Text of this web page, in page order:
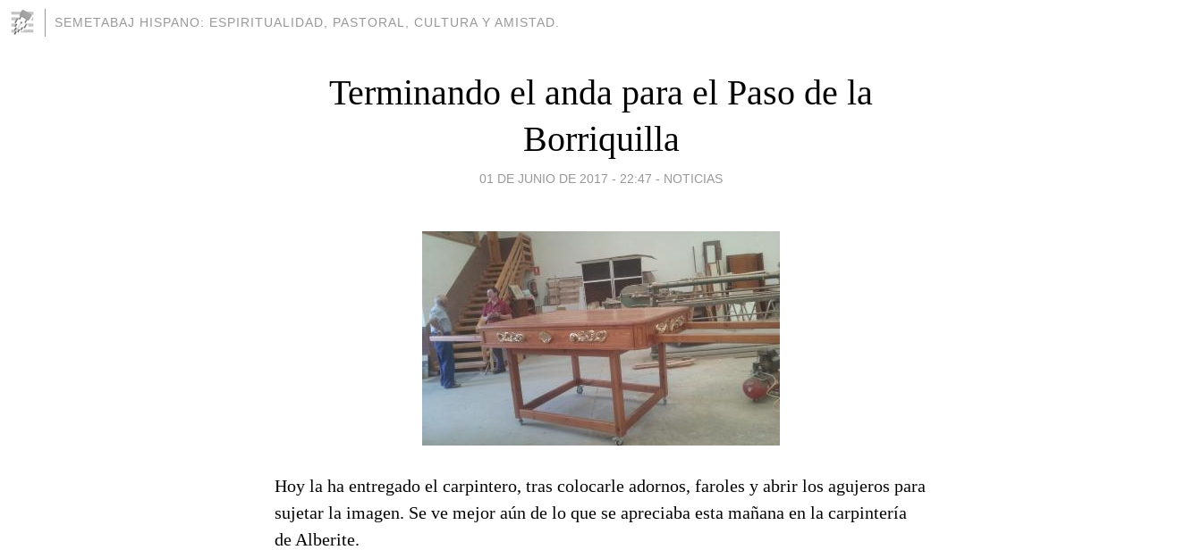
SEMETABAJ HISPANO: ESPIRITUALIDAD, PASTORAL, CULTURA Y AMISTAD.
Terminando el anda para el Paso de la
Borriquilla
01 DE JUNIO DE 2017 - 22:47 - NOTICIAS
Hoy la ha entregado el carpintero, tras colocarle adornos, faroles y abrir los agujeros para
sujetar la imagen. Se ve mejor aún de lo que se apreciaba esta mañana en la carpintería
de Alberite.